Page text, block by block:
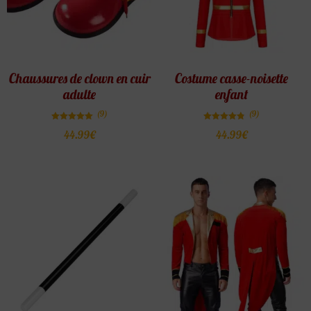
Chaussures de clown en cuir
adulte
5.00
(9)
44.99€
Costume casse-noisette
enfant
4.78
(9)
44.99€